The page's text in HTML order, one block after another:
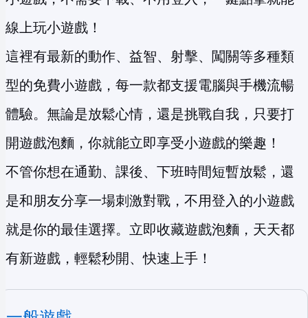
線上玩小遊戲！
這裡有最新的動作、益智、射擊、闖關等多種類
型的免費小遊戲，每一款都支援電腦與手機流暢
體驗。無論是放鬆心情，還是挑戰自我，只要打
開遊戲泡麵，你就能立即享受小遊戲的樂趣！
不管你想在通勤、課後、下班時間短暫放鬆，還
是和朋友分享一場刺激對戰，不用登入的小遊戲
就是你的最佳選擇。立即收藏遊戲泡麵，天天都
有新遊戲，輕鬆秒開、快速上手！